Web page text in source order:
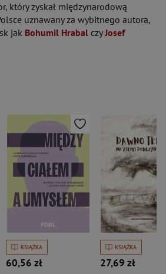
który zyskał międzynarodową
uznawany za wybitnego autora,
jak Bohumil Hrabal czyJosef
KSIĄŻKA
60,56 zł
KSIĄŻKA
27,69 zł